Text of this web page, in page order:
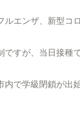
ルエンザ、新型コ
ですが、当日接種
内で学級閉鎖が出